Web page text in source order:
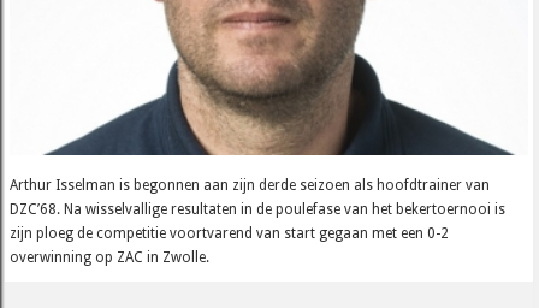
Arthur Isselman is begonnen aan zijn derde seizoen als hoofdtrainer van
DZC’68. Na wisselvallige resultaten in de poulefase van het bekertoernooi is
zijn ploeg de competitie voortvarend van start gegaan met een 0-2
overwinning op ZAC in Zwolle.